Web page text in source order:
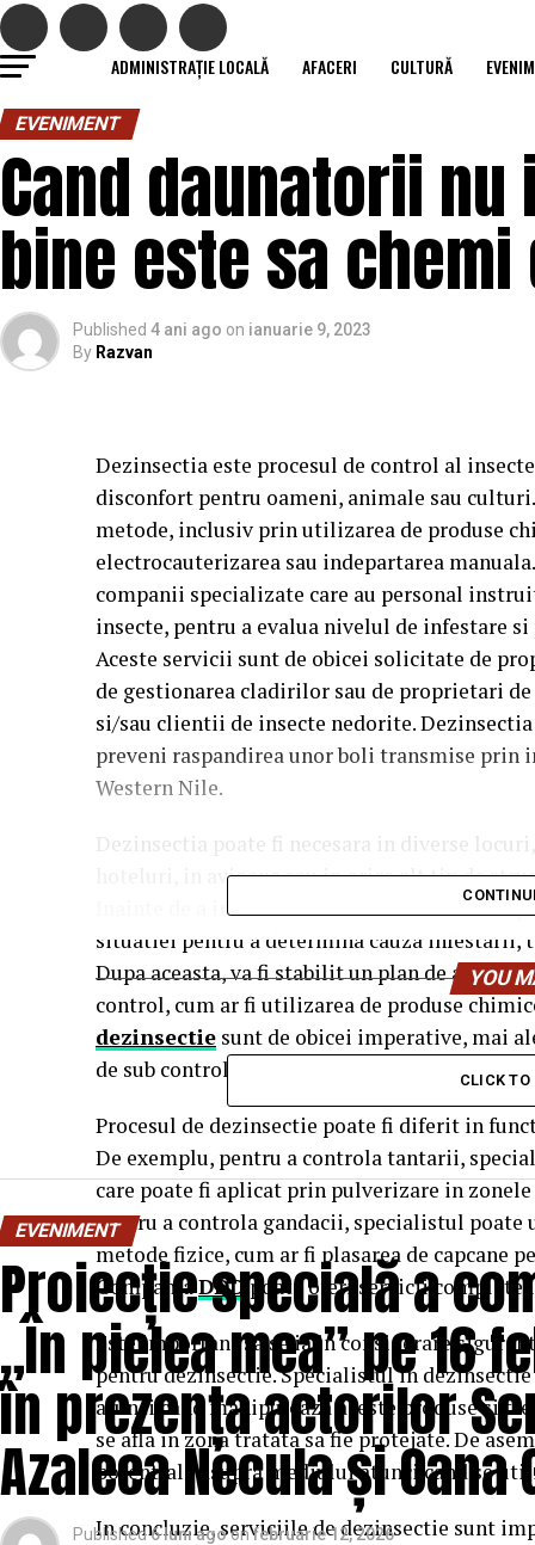
ADMINISTRAȚIE LOCALĂ AFACERI CULTURĂ
EVENIMENT
Cand daunatorii
bine este sa
Published 4 ani ago on ianuarie 9, 2023
By Razvan
Dezinsectia este procesul de control al
disconfort pentru oameni, animale sau
metode, inclusiv prin utilizarea de produse
electrocauterizarea sau indepartarea
companii specializate care au personal
insecte, pentru a evalua nivelul de infestare
Aceste servicii sunt de obicei solicitate de
de gestionarea cladirilor sau de proprietari
si/sau clientii de insecte nedorite.
preveni raspandirea unor boli transmise prin
Western Nile.
Dezinsectia poate fi necesara in diverse
hoteluri, in avioane sau in orice alt tip de
Inainte de a initia o actiune de dezinsectie,
situatiei pentru a determina cauza infestarii,
Dupa aceasta, va fi stabilit un plan de
control, cum ar fi utilizarea de produse
dezinsectie sunt de obicei imperative, mai
de sub control.
Procesul de dezinsectie poate fi diferit in
De exemplu, pentru a controla tantarii,
care poate fi aplicat prin pulverizare in
Pentru a controla gandacii, specialistul
metode fizice, cum ar fi plasarea de capcane
CompaniaDDD poate oferi servicii complete
Este important sa se ia in considerare
pentru dezinsectie. Specialistul in
atunci cand manipuleaza aceste produse si
se afla in zona tratata sa fie protejate. De
potentiale asupra mediului atunci cand se
In concluzie, serviciile de dezinsectie sunt
YOU
CLICK
EVENIMENT
Proiecție specială a
„În pielea mea” pe 16
în prezența actorilor
Azaleea Necula și Oana
Published6 luni agoon februarie 12, 2026